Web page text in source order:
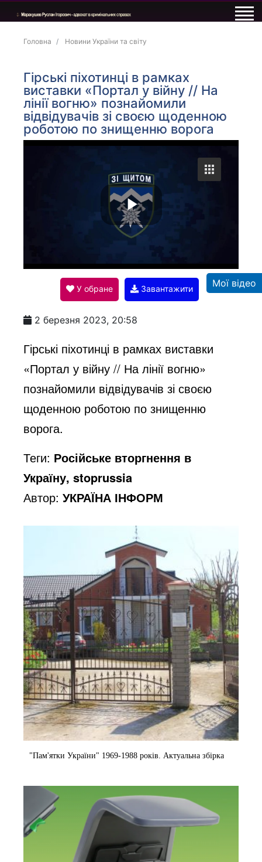
Головна Новини України та світу
Гірські піхотинці в рамках
виставки «Портал у війну // На
лінії вогню» познайомили
відвідувачів зі своєю щоденною
роботою по знищенню ворога
P
l
a
y
V
d
e
o
У обране Завантажити
2 березня 2023, 20:58
Гірські піхотинці в рамках виставки
«Портал у війну // На лінії вогню»
познайомили відвідувачів зі своєю
щоденною роботою по знищенню
ворога.
Теги: Російське вторгнення в
Україну, stoprussia
Автор:УКРАЇНА ІНФОРМ
"Пам'ятки України" 1969-1988 років. Актуальна збірка
Мої відео